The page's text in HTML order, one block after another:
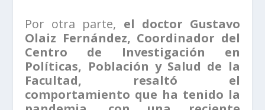
Por otra parte, el doctor Gustavo
Olaiz Fernández, Coordinador del
Centro de Investigación en
Políticas, Población y Salud de la
Facultad, resaltó el
comportamiento que ha tenido la